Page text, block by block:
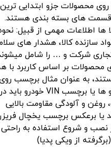
محصولات جزو ابتدایی
های بسته بندی هستند.
ها اطلاعات مهمی از قبیل:
سازنده کالا، هشدار های
تجاری شرکت و … را شامل
محصولات بر اساس کاربرد با
به عنوان مثال برچسب
موتور خودرو ها یا برچسب VIN خودرو باید در
روغن و آلودگی مقاومت بالایی
یا برعکس برچسب یخچال فریزر
نصب و شروع استفاده به راحتی
از ویکی پدیا)